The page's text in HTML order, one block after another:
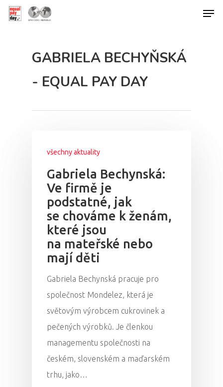
Hit enter to search or ESC to close
GABRIELA BECHYŇSKÁ
- EQUAL PAY DAY
všechny aktuality
Gabriela Bechynská:
Ve firmě je
podstatné, jak
se chováme k ženám,
které jsou
na mateřské nebo
mají děti
Gabriela Bechynská pracuje pro
společnost Mondelez, která je
světovým výrobcem cukrovinek a
pečených výrobků. Je členkou
managementu společnosti na
českém, slovenském a maďarském
trhu, jako…